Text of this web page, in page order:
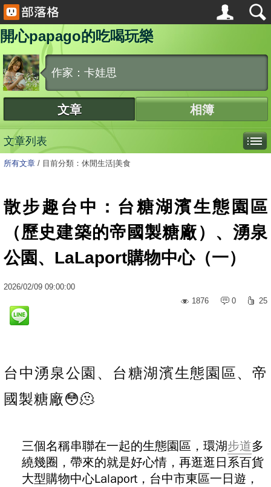
開心papago的吃喝玩樂
作家：卡娃思
文章 相簿
文章列表
所有文章 / 目前分類：休閒生活|美食
散步趣台中：台糖湖濱生態園區
（歷史建築的帝國製糖廠）、湧泉
公園、LaLaport購物中心（一）
2026/02/09 09:00:00
1876
0 25
台中湧泉公園、台糖湖濱生態園區、帝
國製糖廠😳🫠
三個名稱串聯在一起的生態園區，環湖步道多
繞幾圈，帶來的就是好心情， 再逛逛日系百貨
大型購物中心Lalaport，台中市東區一日遊，